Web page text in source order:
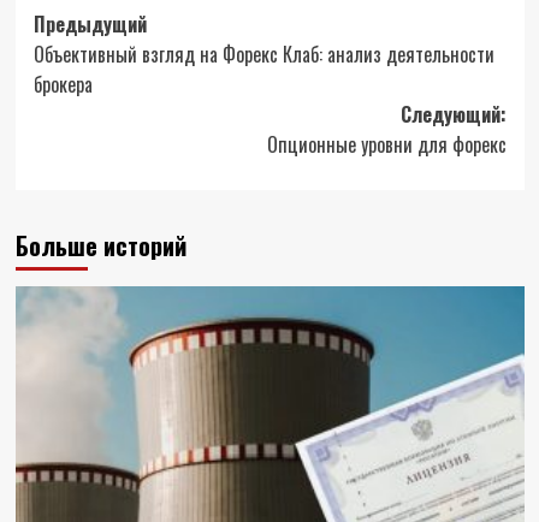
Навигация
записи
Предыдущий
Объективный взгляд на Форекс Клаб: анализ деятельности
брокера
Следующий:
Опционные уровни для форекс
Больше историй